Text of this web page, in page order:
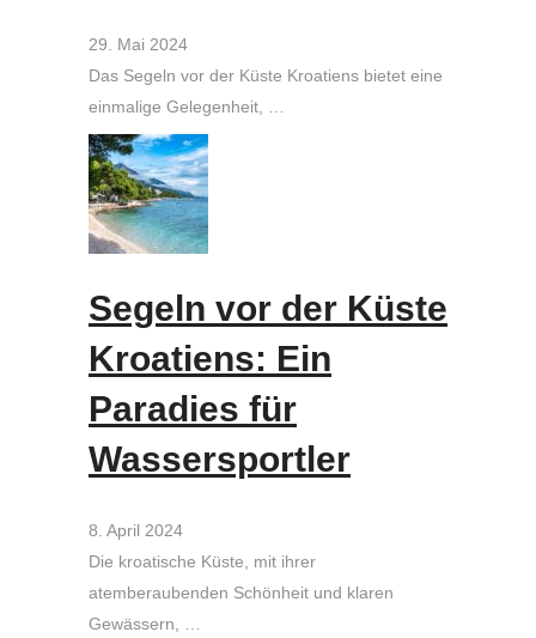
29. Mai 2024
Das Segeln vor der Küste Kroatiens bietet eine
einmalige Gelegenheit, …
Segeln vor der Küste
Kroatiens: Ein
Paradies für
Wassersportler
8. April 2024
Die kroatische Küste, mit ihrer
atemberaubenden Schönheit und klaren
Gewässern, …